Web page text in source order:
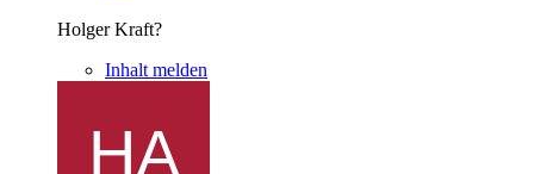
Holger Kraft?
Inhalt melden